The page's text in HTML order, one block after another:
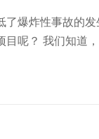
了爆炸性事故的
备能最大限度地降低了爆